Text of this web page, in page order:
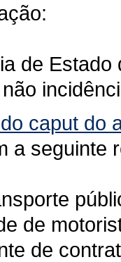
de
caput do
a seguinte
de
de